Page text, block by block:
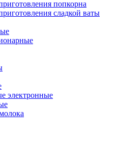
попкорна
сладкой ваты
электронные